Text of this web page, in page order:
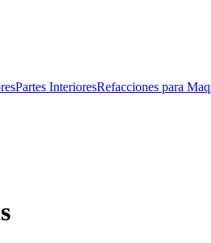
Partes InterioresRefacciones para